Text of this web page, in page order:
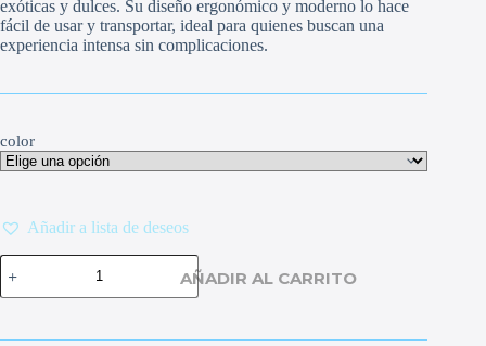
exóticas y dulces. Su diseño ergonómico y moderno lo hace
fácil de usar y transportar, ideal para quienes buscan una
experiencia intensa sin complicaciones.
color
Añadir a lista de deseos
Cigarrillo
Electrónico
Desechable
Caladas
AÑADIR AL CARRITO